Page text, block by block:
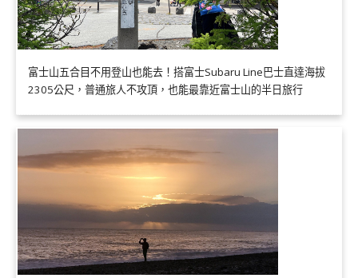
富士山五合目不用登山也能去！搭富士Subaru Line巴士直達海拔
2305公尺，普通旅人不攻頂，也能最靠近富士山的半日旅行